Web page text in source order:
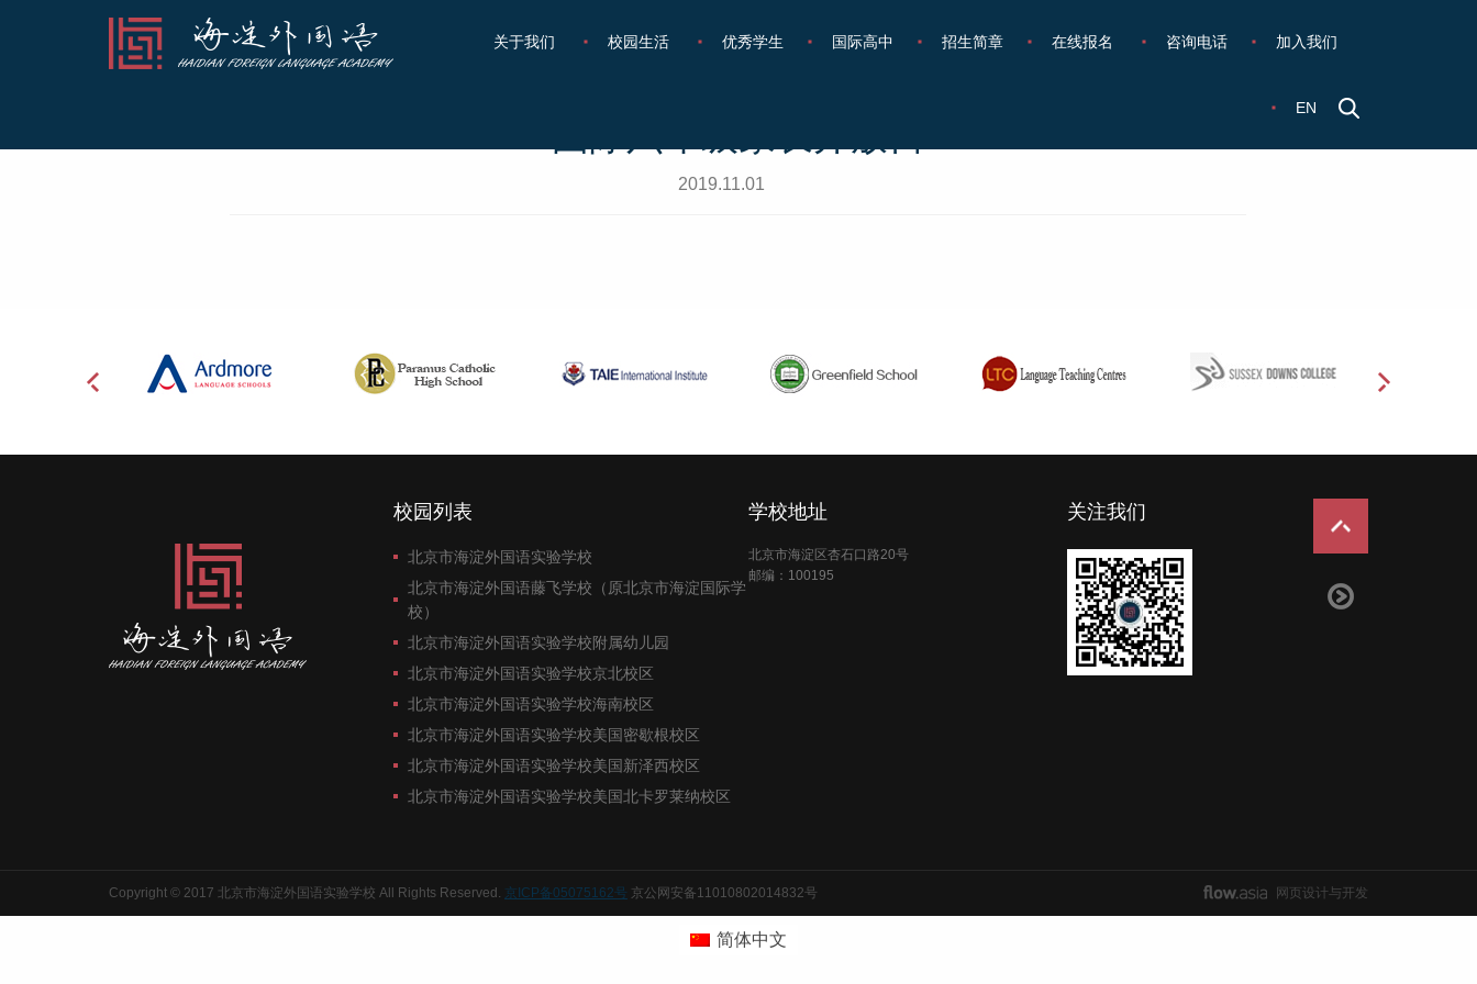
关于我们 校园生活 优秀学生 国际高中 招生简章 在线报名 咨询电话 加入我们
EN
2019.11.01
校园列表
北京市海淀外国语实验学校
北京市海淀外国语藤飞学校（原北京市海淀国际学
校）
北京市海淀外国语实验学校附属幼儿园
北京市海淀外国语实验学校京北校区
北京市海淀外国语实验学校海南校区
北京市海淀外国语实验学校美国密歇根校区
北京市海淀外国语实验学校美国新泽西校区
北京市海淀外国语实验学校美国北卡罗莱纳校区
学校地址
北京市海淀区杏石口路20号
邮编：100195
关注我们
Copyright © 2017 北京市海淀外国语实验学校 All Rights Reserved. 京ICP备05075162号 京公网安备11010802014832号 网页设计与开发
简体中文